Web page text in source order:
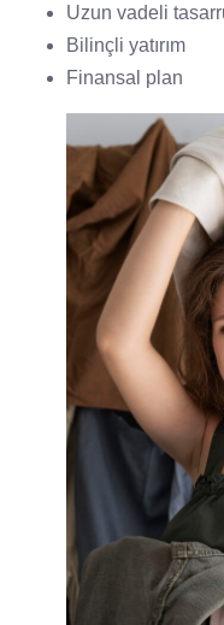
Uzun vadeli
Bilinçli yatırım
Finansal plan